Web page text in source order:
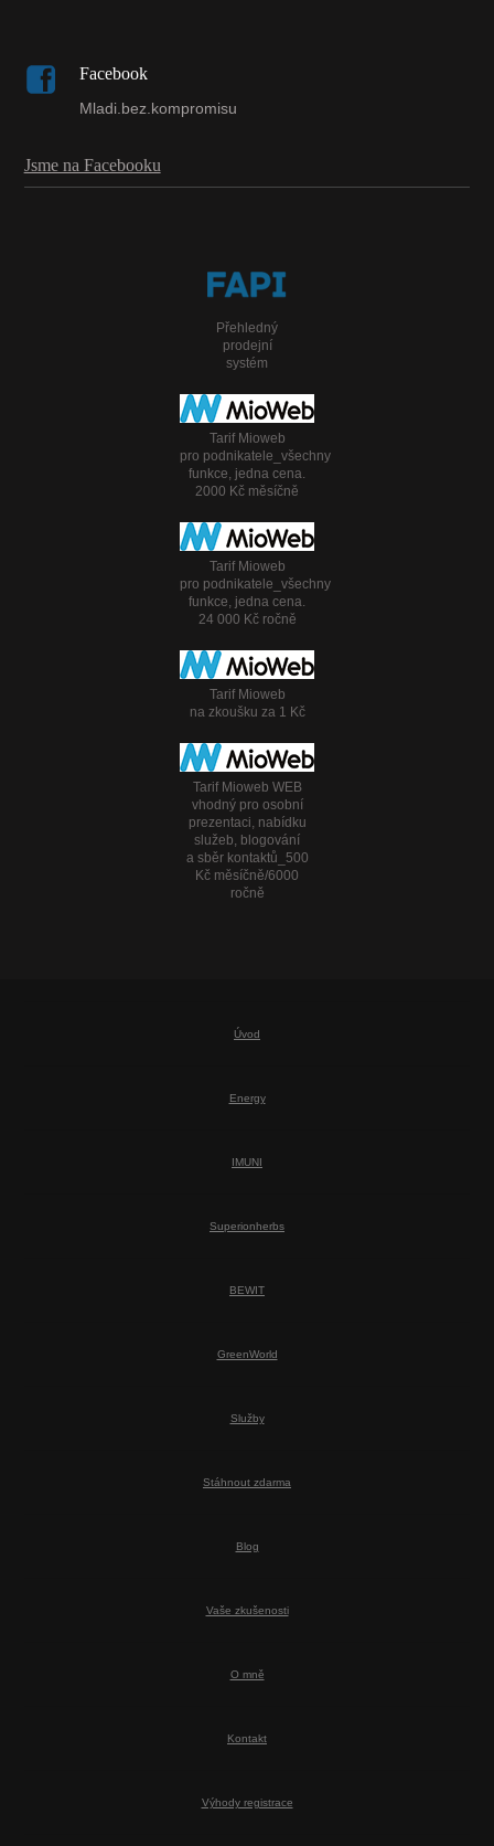
Facebook
Mladi.bez.kompromisu
Jsme na Facebooku
Přehledný
prodejní
systém
Tarif Mioweb
pro podnikatele_všechny
funkce, jedna cena.
2000 Kč měsíčně
Tarif Mioweb
pro podnikatele_všechny
funkce, jedna cena.
24 000 Kč ročně
Tarif Mioweb
na zkoušku za 1 Kč
Tarif Mioweb WEB
vhodný pro osobní
prezentaci, nabídku
služeb, blogování
a sběr kontaktů_500
Kč měsíčně/6000
ročně
Úvod
Energy
IMUNI
Superionherbs
BEWIT
GreenWorld
Služby
Stáhnout zdarma
Blog
Vaše zkušenosti
O mně
Kontakt
Výhody registrace